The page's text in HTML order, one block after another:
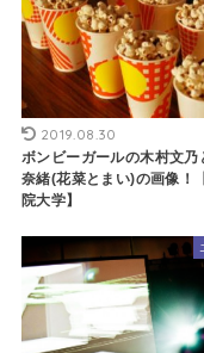
2019.08.30
ボンビーガールの木村文乃
奈緒(花菜とまい)の画像！
院大学】